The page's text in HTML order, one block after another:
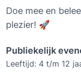
Doe mee en
plezier! 🚀
Publiekelijk
Leeftijd: 4 t/m 12